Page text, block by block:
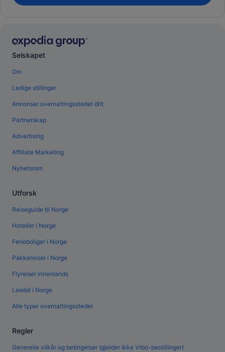
Selskapet
Om
Ledige stillinger
Annonser overnattingsstedet ditt
Partnerskap
Advertising
Affiliate Marketing
Nyhetsrom
Utforsk
Reiseguide til Norge
Hoteller i Norge
Ferieboliger i Norge
Pakkereiser i Norge
Flyreiser innenlands
Leiebil i Norge
Alle typer overnattingssteder
Regler
Generelle vilkår og betingelser (gjelder ikke Vrbo-bestillinger)